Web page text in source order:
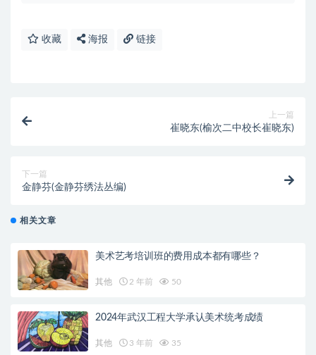
收藏 海报 链接
上一篇
崔晓东(榆次二中校长崔晓东)
下一篇
金静芬(金静芬绣法丛编)
相关文章
美术艺考培训班的费用成本都有哪些？
其他 2 年前 50
2024年武汉工程大学承认美术统考成绩
其他 3 年前 35